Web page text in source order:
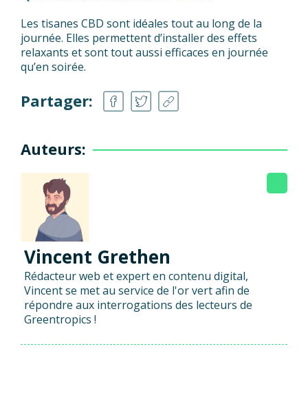
Les tisanes CBD sont idéales tout au long de la
journée. Elles permettent d’installer des effets
relaxants et sont tout aussi efficaces en journée
qu’en soirée.
Partager:
Auteurs:
Vincent Grethen
Rédacteur web et expert en contenu digital,
Vincent se met au service de l'or vert afin de
répondre aux interrogations des lecteurs de
Greentropics !